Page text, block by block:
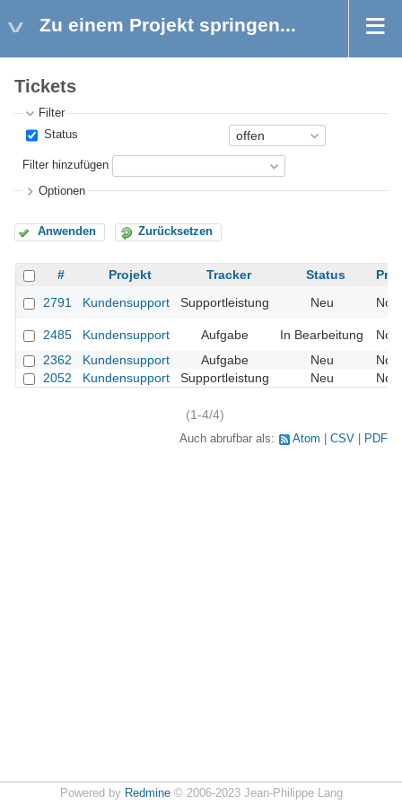
Zu einem Projekt springen...
Tickets
Filter
Status
Filter hinzufügen
Optionen
Anwenden Zurücksetzen
# Projekt Tracker Status
2791
Kundensupport Supportleistung Neu
2485 Kundensupport Aufgabe In Bearbeitung
2362
Kundensupport Aufgabe Neu
2052
Kundensupport Supportleistung Neu
(1-4/4)
Auch abrufbar als: Atom CSV PDF
Powered by Redmine© 2006-2023 Jean-Philippe Lang